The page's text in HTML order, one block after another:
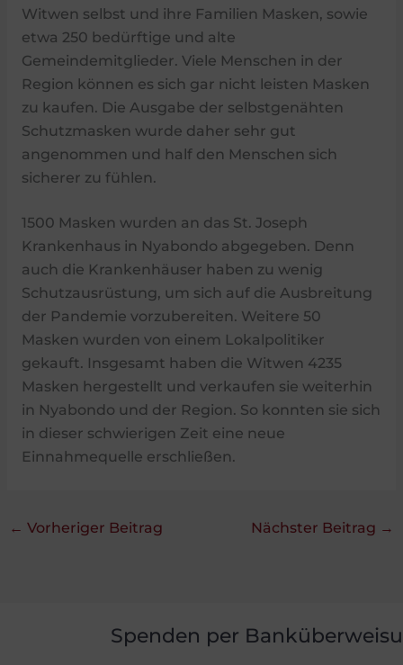
Witwen selbst und ihre Familien Masken, sowie
etwa 250 bedürftige und alte
Gemeindemitglieder. Viele Menschen in der
Region können es sich gar nicht leisten Masken
zu kaufen. Die Ausgabe der selbstgenähten
Schutzmasken wurde daher sehr gut
angenommen und half den Menschen sich
sicherer zu fühlen.
1500 Masken wurden an das St. Joseph
Krankenhaus in Nyabondo abgegeben. Denn
auch die Krankenhäuser haben zu wenig
Schutzausrüstung, um sich auf die Ausbreitung
der Pandemie vorzubereiten. Weitere 50
Masken wurden von einem Lokalpolitiker
gekauft. Insgesamt haben die Witwen 4235
Masken hergestellt und verkaufen sie weiterhin
in Nyabondo und der Region. So konnten sie sich
in dieser schwierigen Zeit eine neue
Einnahmequelle erschließen.
← Vorheriger Beitrag Nächster Beitrag →
Spenden per